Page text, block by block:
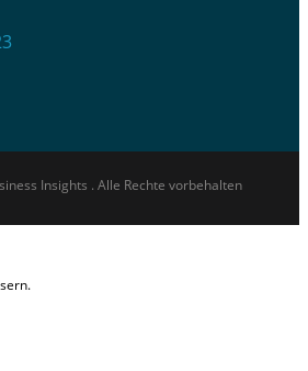
Insights . Alle Rechte vorbehalten